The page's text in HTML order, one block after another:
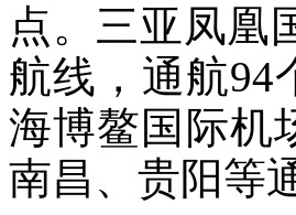
点。三亚凤凰
航线，通航94
海博鳌国际机
南昌、贵阳等